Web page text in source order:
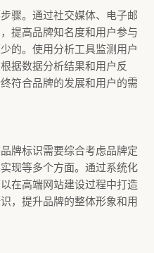
骤。通过社交媒体、电子邮
提高品牌知名度和用户参与
的。使用分析工具监测用户
据数据分析结果和用户反
符合品牌的发展和用户的需
牌标识需要综合考虑品牌定
现等多个方面。通过系统化
在高端网站建设过程中打造
，提升品牌的整体形象和用